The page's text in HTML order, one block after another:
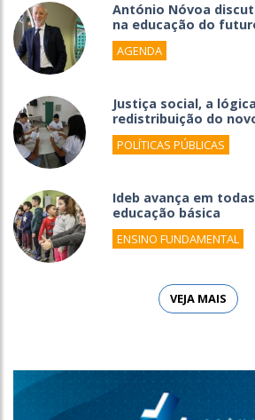
António Nóvoa
na educação do
AGENDA
Justiça social, a
redistribuição do
POLÍTICAS PÚBLICAS
Ideb avança em
educação básica
ENSINO FUNDAMENTAL
VEJA MAIS